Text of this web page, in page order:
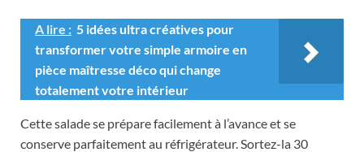
A lire : 5 idées ultra créatives pour
transformer votre simple armoire en
pièce maîtresse déco qui change
totalement votre intérieur
Cette salade se prépare facilement à l’avance et se
conserve parfaitement au réfrigérateur. Sortez-la 30